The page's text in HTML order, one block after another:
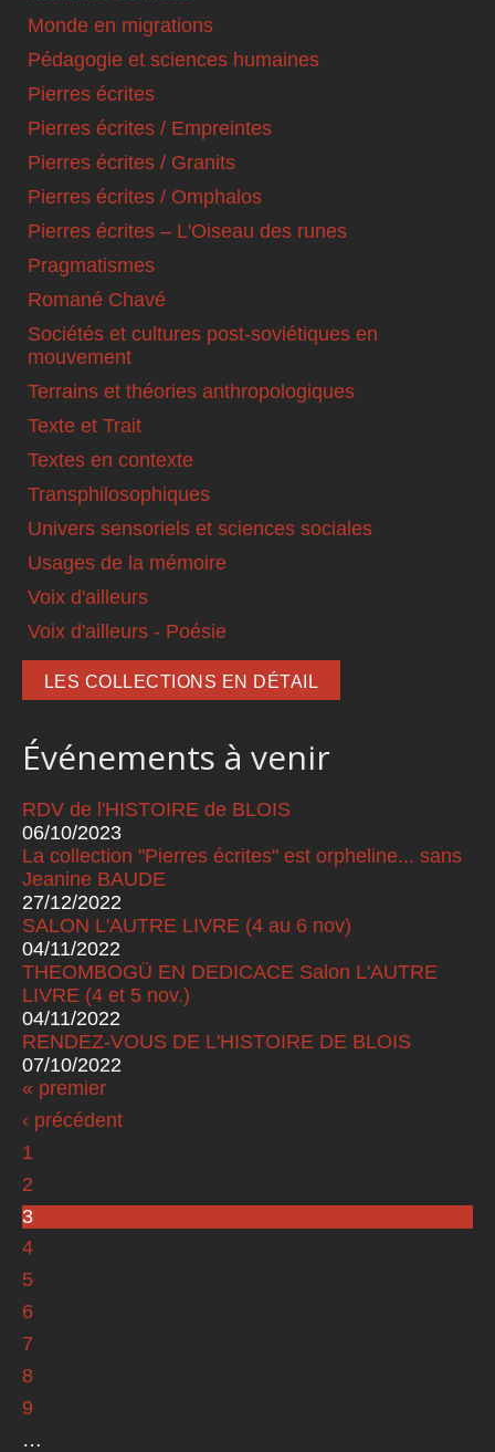
Monde en migrations
Pédagogie et sciences humaines
Pierres écrites
Pierres écrites / Empreintes
Pierres écrites / Granits
Pierres écrites / Omphalos
Pierres écrites – L'Oiseau des runes
Pragmatismes
Romané Chavé
Sociétés et cultures post-soviétiques en
mouvement
Terrains et théories anthropologiques
Texte et Trait
Textes en contexte
Transphilosophiques
Univers sensoriels et sciences sociales
Usages de la mémoire
Voix d'ailleurs
Voix d'ailleurs - Poésie
LES COLLECTIONS EN DÉTAIL
Événements à venir
RDV de l'HISTOIRE de BLOIS
06/10/2023
La collection "Pierres écrites" est orpheline... sans
Jeanine BAUDE
27/12/2022
SALON L'AUTRE LIVRE (4 au 6 nov)
04/11/2022
THEOMBOGÜ EN DEDICACE Salon L'AUTRE
LIVRE (4 et 5 nov.)
04/11/2022
RENDEZ-VOUS DE L'HISTOIRE DE BLOIS
07/10/2022
Pages
« premier
‹ précédent
1
2
3
4
5
6
7
8
9
…